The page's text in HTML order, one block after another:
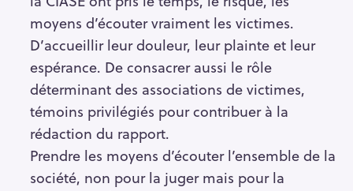
moyens d’écouter vraiment les victimes.
D’accueillir leur douleur, leur plainte et leur
espérance. De consacrer aussi le rôle
déterminant des associations de victimes,
témoins privilégiés pour contribuer à la
rédaction du rapport.
Prendre les moyens d’écouter l’ensemble de la
société, non pour la juger mais pour la